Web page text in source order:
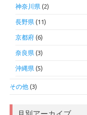
神奈川県 (2)
長野県 (11)
京都府 (6)
奈良県 (3)
沖縄県 (5)
その他 (3)